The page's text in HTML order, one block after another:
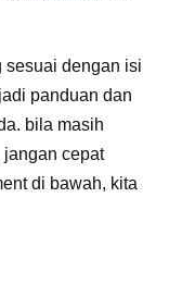
sesuai dengan isi
panduan dan
bila masih
jangan cepat
di bawah, kita